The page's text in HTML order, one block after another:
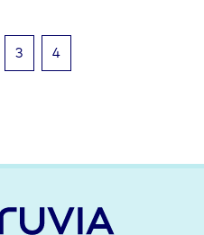
3 4